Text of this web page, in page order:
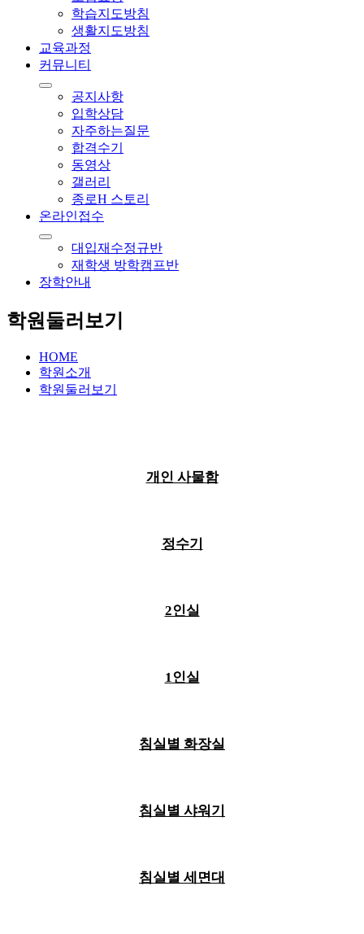
학습지도방침
생활지도방침
교육과정
커뮤니티
공지사항
입학상담
자주하는질문
합격수기
동영상
갤러리
종로H 스토리
온라인접수
대입재수정규반
재학생 방학캠프반
장학안내
학원둘러보기
HOME
학원소개
학원둘러보기
개인 사물함
정수기
2인실
1인실
침실별 화장실
침실별 샤워기
침실별 세면대